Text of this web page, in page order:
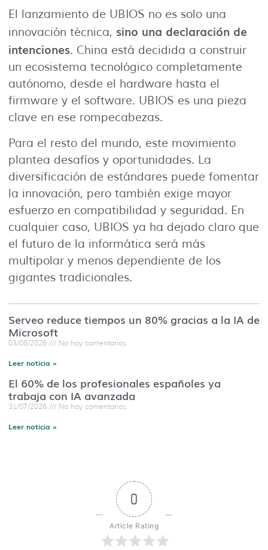
El lanzamiento de UBIOS no es solo una
innovación técnica, sino una declaración de
intenciones. China está decidida a construir
un ecosistema tecnológico completamente
autónomo, desde el hardware hasta el
firmware y el software. UBIOS es una pieza
clave en ese rompecabezas.
Para el resto del mundo, este movimiento
plantea desafíos y oportunidades. La
diversificación de estándares puede fomentar
la innovación, pero también exige mayor
esfuerzo en compatibilidad y seguridad. En
cualquier caso, UBIOS ya ha dejado claro que
el futuro de la informática será más
multipolar y menos dependiente de los
gigantes tradicionales.
Serveo reduce tiempos un 80% gracias a la IA de
Microsoft
03/08/2026 No hay comentarios
Leer noticia »
El 60% de los profesionales españoles ya
trabaja con IA avanzada
31/07/2026 No hay comentarios
Leer noticia »
0
Article Rating